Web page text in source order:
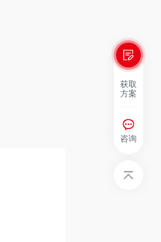
获取
方案
咨询